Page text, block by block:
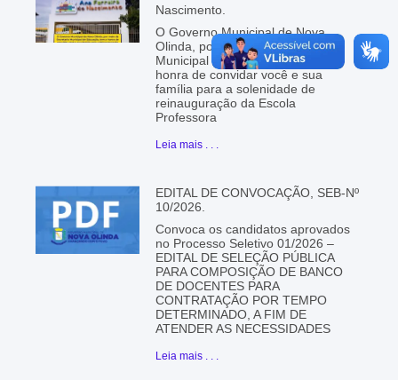
Nascimento.
O Governo Municipal de Nova
Olinda, por meio da Secretaria
Municipal de Educação, tem a
honra de convidar você e sua
família para a solenidade de
reinauguração da Escola
Professora
Leia mais . . .
EDITAL DE CONVOCAÇÃO, SEB-Nº
10/2026.
Convoca os candidatos aprovados
no Processo Seletivo 01/2026 –
EDITAL DE SELEÇÃO PÚBLICA
PARA COMPOSIÇÃO DE BANCO
DE DOCENTES PARA
CONTRATAÇÃO POR TEMPO
DETERMINADO, A FIM DE
ATENDER AS NECESSIDADES
Leia mais . . .